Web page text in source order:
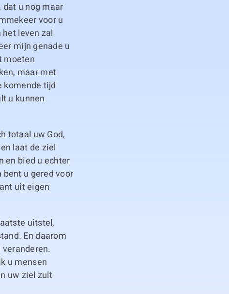
u nog maar
voor u
leven zal
mijn genade u
moeten
maar met
komende tijd
u kunnen
totaal uw God,
laat de ziel
en bied u echter
u gered voor
uit eigen
uitstel,
En daarom
u mensen
uw ziel zult